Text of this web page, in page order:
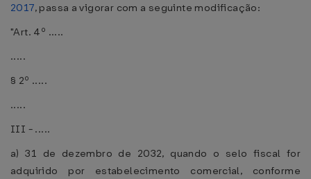
2017, passa a vigorar com a seguinte modificação:
"Art. 4º .....
.....
§ 2º .....
.....
III - .....
a) 31 de dezembro de 2032, quando o selo fiscal for
adquirido por estabelecimento comercial, conforme